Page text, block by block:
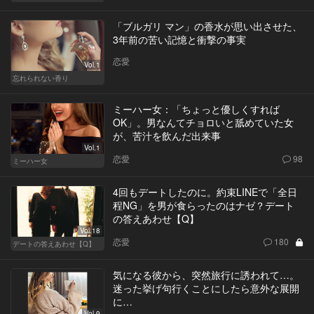
Vol.1
忘れられない香り
「ブルガリ マン」の香水が思い出させた、
3年前の苦い記憶と衝撃の事実
恋愛
Vol.1
ミーハー女
ミーハー女：「ちょっと優しくすれば
OK」。男なんてチョロいと舐めていた女
が、苦汁を飲んだ出来事
恋愛 98
Vol.18
デートの答えあわせ【Q】
4回もデートしたのに。約束LINEで「全日
程NG」を男が食らったのはナゼ？デート
の答えあわせ【Q】
恋愛 180
気になる彼から、突然旅行に誘われて…。
迷った挙げ句行くことにしたら意外な展開
に…